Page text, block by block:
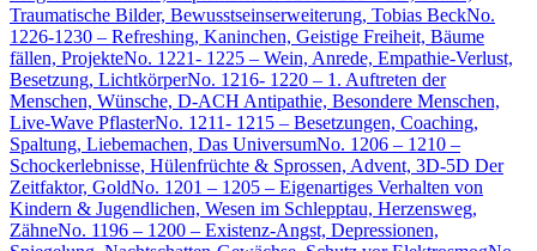
Traumatische Bilder, Bewusstseinserweiterung, Tobias BeckNo.
1226-1230 – Refreshing, Kaninchen, Geistige Freiheit, Bäume
fällen, ProjekteNo. 1221- 1225 – Wein, Anrede, Empathie-Verlust,
Besetzung, LichtkörperNo. 1216- 1220 – 1. Auftreten der
Menschen, Wünsche, D-ACH Antipathie, Besondere Menschen,
Live-Wave PflasterNo. 1211- 1215 – Besetzungen, Coaching,
Spaltung, Liebemachen, Das UniversumNo. 1206 – 1210 –
Schockerlebnisse, Hülenfrüchte & Sprossen, Advent, 3D-5D Der
Zeitfaktor, GoldNo. 1201 – 1205 – Eigenartiges Verhalten von
Kindern & Jugendlichen, Wesen im Schlepptau, Herzensweg,
ZähneNo. 1196 – 1200 – Existenz-Angst, Depressionen,